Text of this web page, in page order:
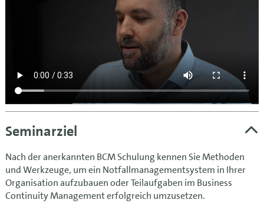
Seminarziel
Nach der anerkannten BCM Schulung kennen Sie Methoden
und Werkzeuge, um ein Notfallmanagementsystem in Ihrer
Organisation aufzubauen oder Teilaufgaben im Business
Continuity Management erfolgreich umzusetzen.